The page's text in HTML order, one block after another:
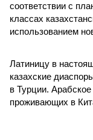
соответствии с
классах
использованием
Латиницу в
казахские
в Турции.
проживающих в